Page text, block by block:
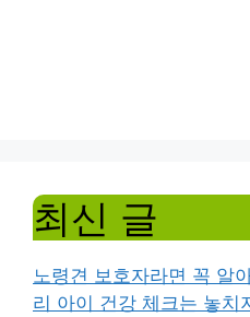
최신 글
노령견 보호자라면 꼭 알
리 아이 건강 체크는 놓치